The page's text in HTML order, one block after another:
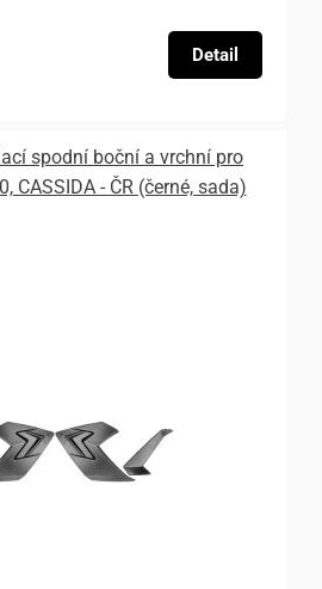
Detail
spodní boční a vrchní pro
CASSIDA - ČR (černé, sada)